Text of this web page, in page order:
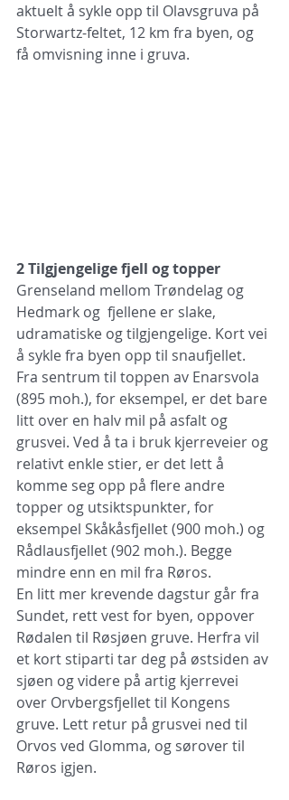
aktuelt å sykle opp til Olavsgruva på
Storwartz-feltet, 12 km fra byen, og
få omvisning inne i gruva.
2 Tilgjengelige fjell og topper
Grenseland mellom Trøndelag og
Hedmark og  fjellene er slake,
udramatiske og tilgjengelige. Kort vei
å sykle fra byen opp til snaufjellet.
Fra sentrum til toppen av Enarsvola
(895 moh.), for eksempel, er det bare
litt over en halv mil på asfalt og
grusvei. Ved å ta i bruk kjerreveier og
relativt enkle stier, er det lett å
komme seg opp på flere andre
topper og utsiktspunkter, for
eksempel Skå­kåsfjellet (900 moh.) og
Rådlausfjellet (902 moh.). Begge
mindre enn en mil fra Røros.
En litt mer krevende dagstur går fra
Sundet, rett vest for byen, oppover
Rødalen til Røsjøen gruve. Herfra vil
et kort stiparti tar deg på østsiden av
sjøen og videre på artig kjerrevei
over Orvbergsfjellet til Kongens
gruve. Lett retur på grusvei ned til
Orvos ved Glomma, og sørover til
Røros igjen.